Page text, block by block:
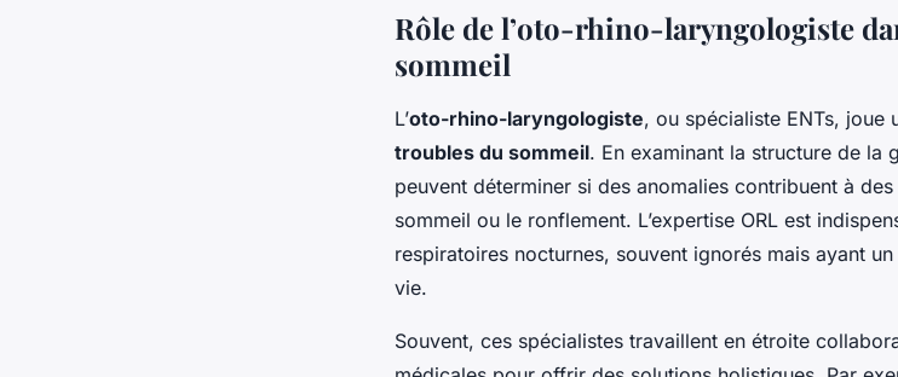
Rôle de l’oto-rhino-laryngologiste
sommeil
L’oto-rhino-laryngologiste, ou spécialiste ENTs, joue
troubles du sommeil. En examinant la structure de la
peuvent déterminer si des anomalies contribuent à
sommeil ou le ronflement. L’expertise ORL est
respiratoires nocturnes, souvent ignorés mais ayant
vie.
Souvent, ces spécialistes travaillent en étroite